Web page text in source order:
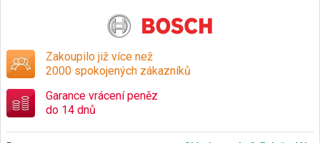
Zakoupilo již více než
2000 spokojených zákazníků
Garance vrácení peněz
do 14 dnů